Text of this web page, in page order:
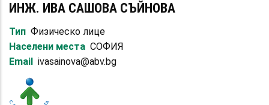
ИНЖ. ИВА САШОВА СЪЙНОВА
Тип Физическо лице
Населени места СОФИЯ
Email
ivasainova@abv.bg